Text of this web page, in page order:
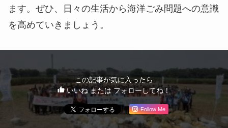
ます。ぜひ、日々の生活から海洋ごみ問題への意識
を高めていきましょう。
この記事が気に入ったら
いいね または フォローしてね！
Follow Me